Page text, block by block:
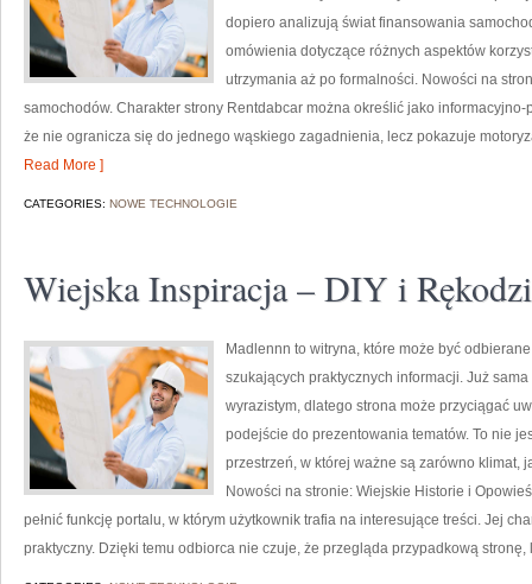
dopiero analizują świat finansowania
omówienia dotyczące różnych aspektów
utrzymania aż po formalności. Nowości na
samochodów. Charakter strony Rentdabcar można określić jako
że nie ogranicza się do jednego wąskiego zagadnienia, lecz pokazuje
Read More ]
CATEGORIES: NOWE TECHNOLOGIE
Wiejska Inspiracja – DIY i
Madlennn to witryna, które może być
szukających praktycznych informacji. Już
wyrazistym, dlatego strona może przyciągać
podejście do prezentowania tematów. To nie
przestrzeń, w której ważne są zarówno klimat,
Nowości na stronie: Wiejskie Historie i
pełnić funkcję portalu, w którym użytkownik trafia na interesujące treści. Jej
praktyczny. Dzięki temu odbiorca nie czuje, że przegląda przypadkową stronę,